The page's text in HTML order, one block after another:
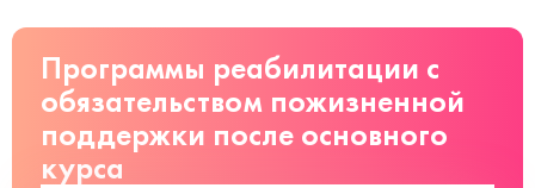
Программы реабилитации с
обязательством пожизненной
поддержки после основного
курса